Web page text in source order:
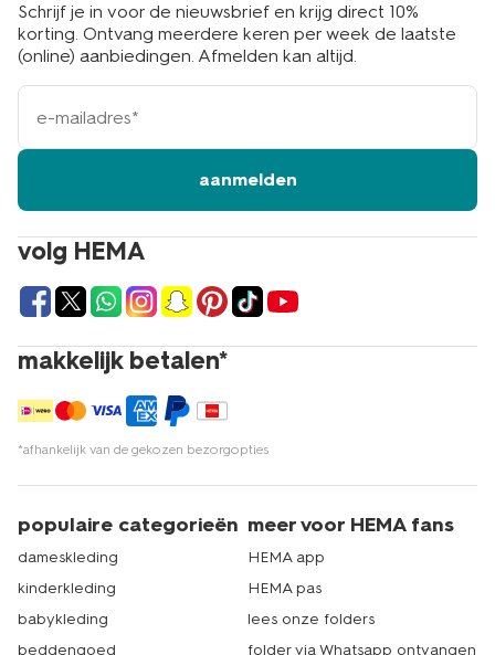
volg HEMA
makkelijk betalen*
*afhankelijk van de gekozen bezorgopties
Schrijf je in voor de nieuwsbrief en krijg direct 10%
korting. Ontvang meerdere keren per week de laatste
(online) aanbiedingen. Afmelden kan altijd.
e-
mailadres
aanmelden
populaire categorieën
dameskleding
kinderkleding
babykleding
beddengoed
meer voor HEMA fans
HEMA app
HEMA pas
lees onze folders
folder via Whatsapp ontvangen